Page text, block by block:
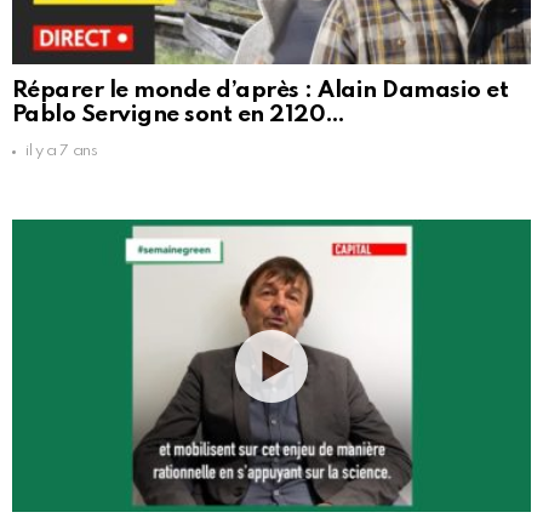
Réparer le monde d’après : Alain Damasio et
Pablo Servigne sont en 2120…
il y a 7 ans